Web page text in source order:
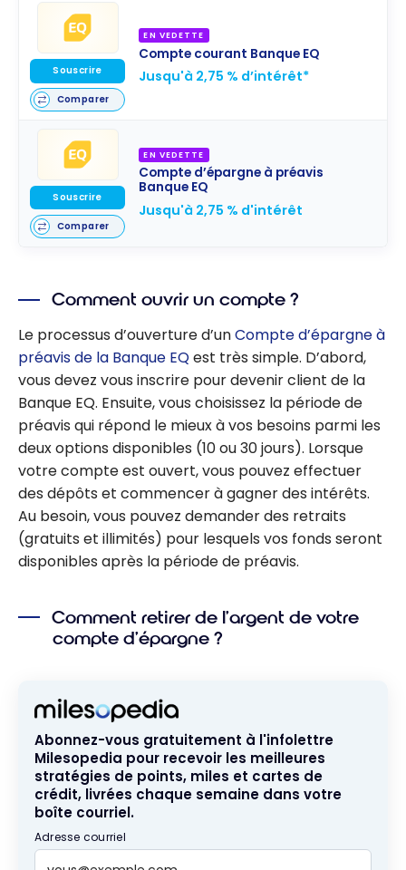
EN VEDETTE
Compte courant Banque EQ
Jusqu'à 2,75 % d’intérêt*
Souscrire
Comparer
EN VEDETTE
Compte d’épargne à préavis
Banque EQ
Jusqu'à 2,75 % d'intérêt
Souscrire
Comparer
Comment ouvrir un compte ?
Le processus d’ouverture d’unCompte d’épargne à
préavis de la Banque EQest très simple. D’abord,
vous devez vous inscrire pour devenir client de la
Banque EQ. Ensuite, vous choisissez la période de
préavis qui répond le mieux à vos besoins parmi les
deux options disponibles (10 ou 30 jours). Lorsque
votre compte est ouvert, vous pouvez effectuer
des dépôts et commencer à gagner des intérêts.
Au besoin, vous pouvez demander des retraits
(gratuits et illimités) pour lesquels vos fonds seront
disponibles après la période de préavis.
Comment retirer de l’argent de votre
compte d’épargne ?
Abonnez-vous gratuitement à l'infolettre
Milesopedia pour recevoir les meilleures
stratégies de points, miles et cartes de
crédit, livrées chaque semaine dans votre
boîte courriel.
Adresse courriel